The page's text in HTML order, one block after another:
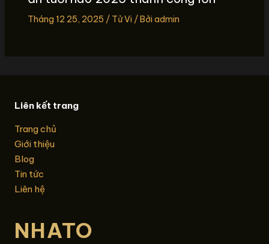
Tháng 12 25, 2025 / Tử Vi / Bởi admin
Liên kết trang
Trang chủ
Giới thiệu
Blog
Tin tức
Liên hệ
NHATO